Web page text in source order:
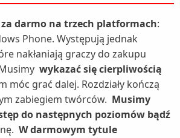
darmo na trzech platformach:
Phone. Występują jednak
nakłaniają graczy do zakupu
wykazać się cierpliwością
móc grać dalej. Rozdziały kończą
zabiegiem twórców. Musimy
do następnych poziomów bądź
W darmowym tytule